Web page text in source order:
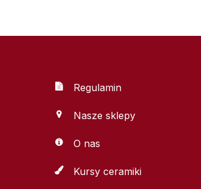
Regulamin
Nasze sklepy
O nas
Kursy ceramiki